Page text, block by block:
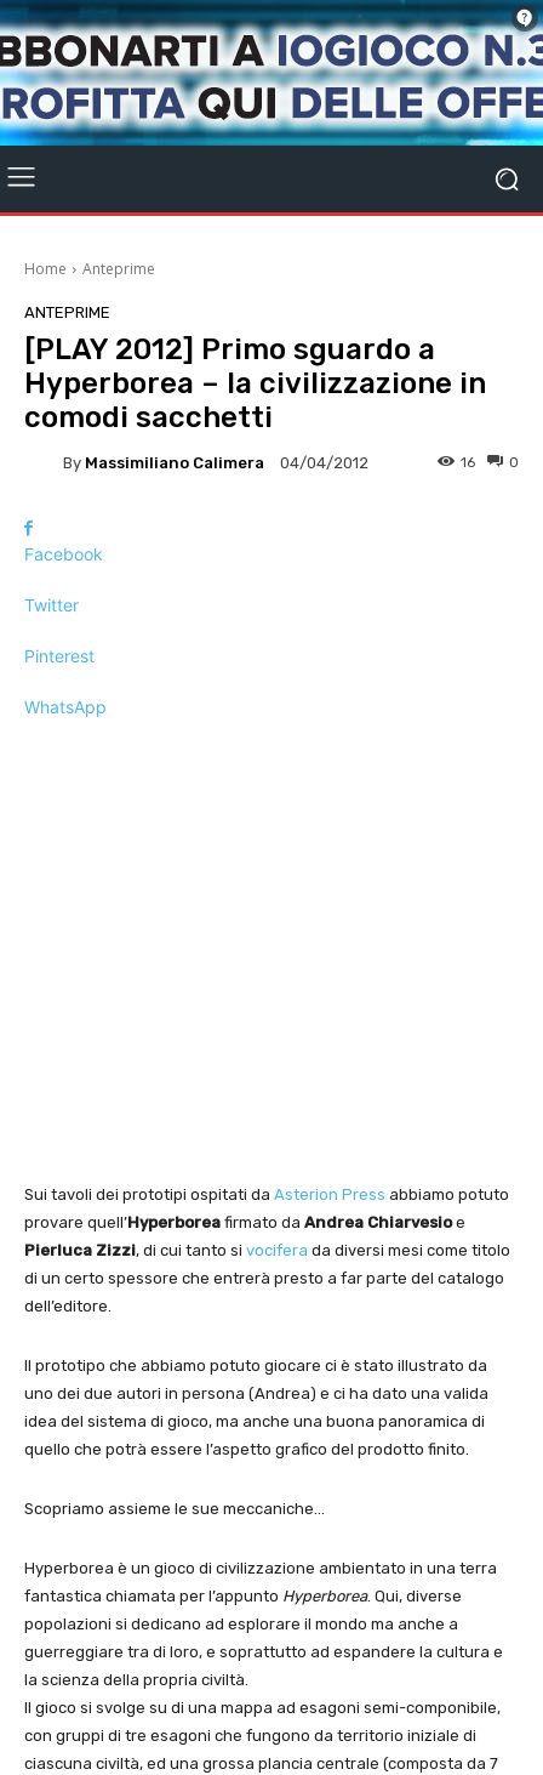
Home Anteprime
ANTEPRIME
[PLAY 2012] Primo sguardo a
Hyperborea – la civilizzazione in
comodi sacchetti
By Massimiliano Calimera 04/04/2012 0
16
Facebook
Twitter
Pinterest
WhatsApp
Sui tavoli dei prototipi ospitati da Asterion Press abbiamo potuto
provare quell’Hyperborea firmato da Andrea Chiarvesioe
Pierluca Zizzi, di cui tanto si vocifera da diversi mesi come titolo
di un certo spessore che entrerà presto a far parte del catalogo
dell’editore.
Il prototipo che abbiamo potuto giocare ci è stato illustrato da
uno dei due autori in persona (Andrea) e ci ha dato una valida
idea del sistema di gioco, ma anche una buona panoramica di
quello che potrà essere l’aspetto grafico del prodotto finito.
Scopriamo assieme le sue meccaniche…
Hyperborea è un gioco di civilizzazione ambientato in una terra
fantastica chiamata per l’appunto Hyperborea. Qui, diverse
popolazioni si dedicano ad esplorare il mondo ma anche a
guerreggiare tra di loro, e soprattutto ad espandere la cultura e
la scienza della propria civiltà.
Il gioco si svolge su di una mappa ad esagoni semi-componibile,
con gruppi di tre esagoni che fungono da territorio iniziale di
ciascuna civiltà, ed una grossa plancia centrale (composta da 7